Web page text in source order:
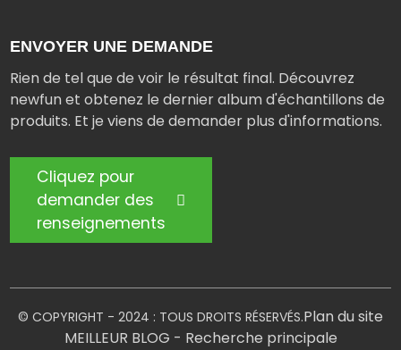
ENVOYER UNE DEMANDE
Rien de tel que de voir le résultat final. Découvrez
newfun et obtenez le dernier album d'échantillons de
produits. Et je viens de demander plus d'informations.
Cliquez pour
demander des
renseignements
© COPYRIGHT - 2024 : TOUS DROITS RÉSERVÉS.Plan du site
MEILLEUR BLOG - Recherche principale